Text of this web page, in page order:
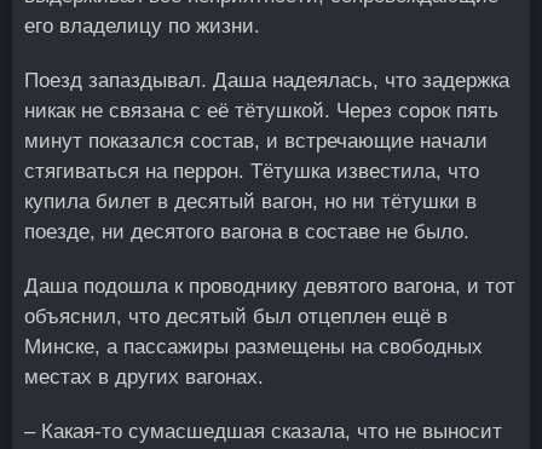
его владелицу по жизни.
Поезд запаздывал. Даша надеялась, что задержка
никак не связана с её тётушкой. Через сорок пять
минут показался состав, и встречающие начали
стягиваться на перрон. Тётушка известила, что
купила билет в десятый вагон, но ни тётушки в
поезде, ни десятого вагона в составе не было.
Даша подошла к проводнику девятого вагона, и тот
объяснил, что десятый был отцеплен ещё в
Минске, а пассажиры размещены на свободных
местах в других вагонах.
– Какая-то сумасшедшая сказала, что не выносит